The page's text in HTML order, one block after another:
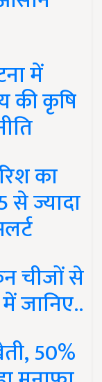
में
की कृषि
का
से ज्यादा
चीजों से
जानिए..
50%